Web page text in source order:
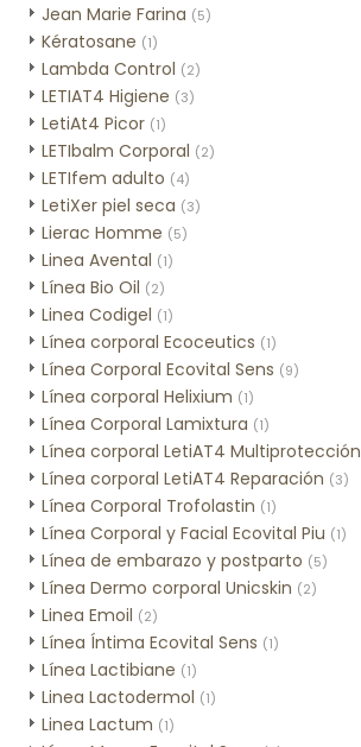
Jean Marie Farina (5)
Kératosane (1)
Lambda Control (2)
LETIAT4 Higiene (3)
LetiAt4 Picor (1)
LETIbalm Corporal (2)
LETIfem adulto (4)
LetiXer piel seca (3)
Lierac Homme (5)
Linea Avental (1)
Línea Bio Oil (2)
Linea Codigel (1)
Línea corporal Ecoceutics (1)
Línea Corporal Ecovital Sens (9)
Línea corporal Helixium (1)
Línea Corporal Lamixtura (1)
Línea corporal LetiAT4 Multiprotección
Línea corporal LetiAT4 Reparación (3)
Línea Corporal Trofolastin (1)
Línea Corporal y Facial Ecovital Piu (1)
Línea de embarazo y postparto (5)
Línea Dermo corporal Unicskin (2)
Linea Emoil (2)
Línea Íntima Ecovital Sens (1)
Línea Lactibiane (1)
Linea Lactodermol (1)
Linea Lactum (1)